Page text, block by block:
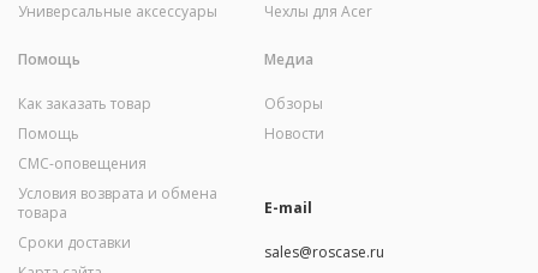
Универсальные аксессуары
Чехлы для Acer
Помощь
Как заказать товар
Помощь
СМС-оповещения
Условия возврата и обмена
товара
Сроки доставки
Медиа
Обзоры
Новости
E-mail
sales@roscase.ru